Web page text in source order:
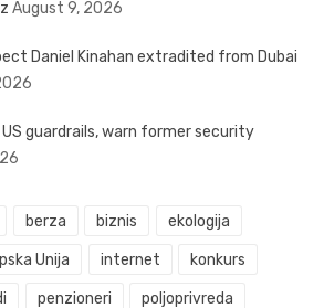
August 9, 2026
Daniel Kinahan extradited from Dubai
guardrails, warn former security
berza biznis ekologija
Unija internet konkurs
penzioneri poljoprivreda